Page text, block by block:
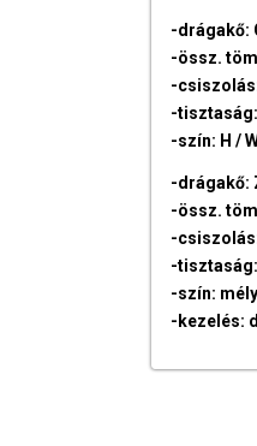
-drágakő:
-össz.
-
-tisztaság:
-szín: H /
-drágakő:
-össz.
-
-tisztaság:
-szín:
-kezelés: